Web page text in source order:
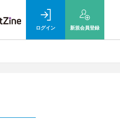
ログイン 新規会員登録